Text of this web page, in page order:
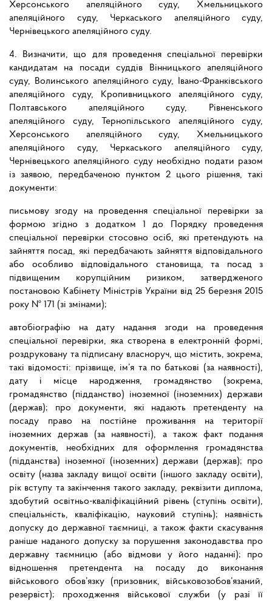
Херсонського апеляційного суду, Хмельницького
апеляційного суду, Черкаського апеляційного суду,
Чернівецького апеляційного суду.
4. Визначити, що для проведення спеціальної перевірки
кандидатам на посади суддів Вінницького апеляційного
суду, Волинського апеляційного суду, Івано-Франківського
апеляційного суду, Кропивницького апеляційного суду,
Полтавського апеляційного суду, Рівненського
апеляційного суду, Тернопільського апеляційного суду,
Херсонського апеляційного суду, Хмельницького
апеляційного суду, Черкаського апеляційного суду,
Чернівецького апеляційного суду необхідно подати разом
із заявою, передбаченою пунктом 2 цього рішення, такі
документи:
письмову згоду на проведення спеціальної перевірки за
формою згідно з додатком 1 до Порядку проведення
спеціальної перевірки стосовно осіб, які претендують на
зайняття посад, які передбачають зайняття відповідального
або особливо відповідального становища, та посад з
підвищеним корупційним ризиком, затвердженого
постановою Кабінету Міністрів України від 25 березня 2015
року № 171 (зі змінами);
автобіографію на дату надання згоди на проведення
спеціальної перевірки, яка створена в електронній формі,
роздруковану та підписану власноруч, що містить, зокрема,
такі відомості: прізвище, ім’я та по батькові (за наявності),
дату і місце народження, громадянство (зокрема,
громадянство (підданство) іноземної (іноземних) держави
(держав); про документи, які надають претенденту на
посаду право на постійне проживання на території
іноземних держав (за наявності), а також факт подання
документів, необхідних для оформлення громадянства
(підданства) іноземної (іноземних) держави (держав); про
освіту (назва закладу вищої освіти (іншого закладу освіти),
рік вступу та закінчення такого закладу, реквізити диплома,
здобутий освітньо-кваліфікаційний рівень (ступінь освіти),
спеціальність, кваліфікацію, науковий ступінь); наявність
допуску до державної таємниці, а також факти скасування
раніше наданого допуску за порушення законодавства про
державну таємницю (або відмови у його наданні); про
відношення претендента на посаду до виконання
військового обов’язку (призовник, військовозобов’язаний,
резервіст); проходження військової служби (у разі її